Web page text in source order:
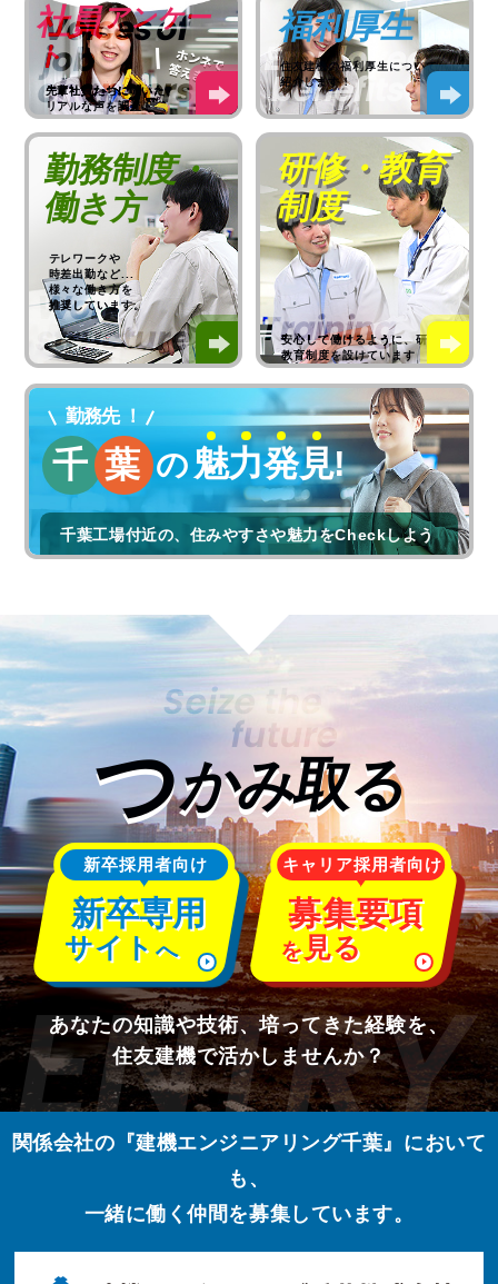
社員アンケー
ト
先輩社員たちに聞いた、
リアルな声を調査！
Voices of
job
changers
福利厚生
住友建機の福利厚生について
紹介します！
Employee
benefits
勤務制度・
働き方
テレワークや
時差出勤など...
様々な働き方を
推奨しています。
Work
structure
研修・教育
制度
安心して働けるように、研修・
教育制度を設けています
Training
勤務先 ！
千 葉 の 魅力発見!
千葉工場付近の、住みやすさや魅力をCheckしよう
Seize the
future
つかみ取る
新卒採用者向け
新卒専用
サイト へ
キャリア採用者向け
募集要項
を 見る
あなたの知識や技術、培ってきた経験を、
住友建機で活かしませんか？
関係会社の『建機エンジニアリング千葉』において
も、
一緒に働く仲間を募集しています。